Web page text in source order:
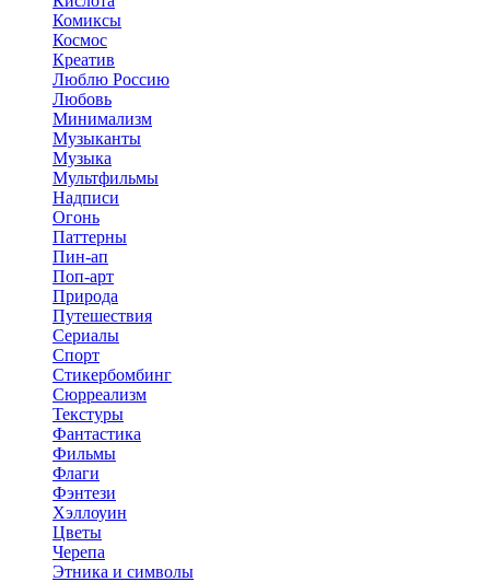
Комиксы
Космос
Креатив
Люблю Россию
Любовь
Минимализм
Музыканты
Музыка
Мультфильмы
Надписи
Огонь
Паттерны
Пин-ап
Поп-арт
Природа
Путешествия
Сериалы
Спорт
Стикербомбинг
Сюрреализм
Текстуры
Фантастика
Фильмы
Флаги
Фэнтези
Хэллоуин
Цветы
Черепа
Этника и символы